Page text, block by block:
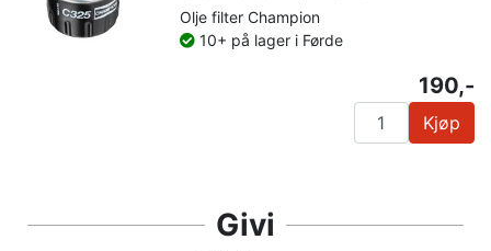
Olje filter Champion
10+ på lager i Førde
190,-
Kjøp
Givi